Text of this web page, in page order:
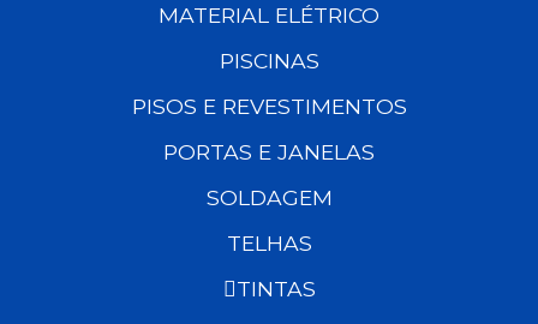
MATERIAL ELÉTRICO
PISCINAS
PISOS E REVESTIMENTOS
PORTAS E JANELAS
SOLDAGEM
TELHAS
TINTAS